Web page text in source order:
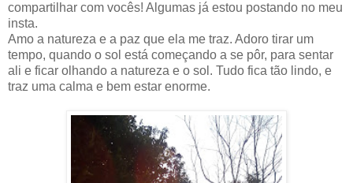
compartilhar com vocês! Algumas já estou postando no meu
insta.
Amo a natureza e a paz que ela me traz. Adoro tirar um
tempo, quando o sol está começando a se pôr, para sentar
ali e ficar olhando a natureza e o sol. Tudo fica tão lindo, e
traz uma calma e bem estar enorme.